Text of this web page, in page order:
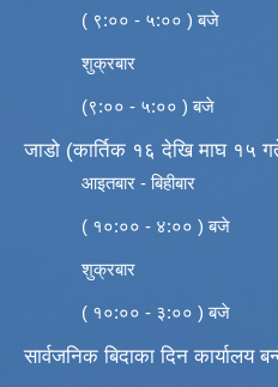
( ९:०० - ५:०० ) बजे
शुक्रबार
(९:०० - ५:०० ) बजे
जाडो (कार्तिक १६ देखि माघ १५
आइतबार - बिहीबार
( १०:०० - ४:०० ) बजे
शुक्रबार
( १०:०० - ३:०० ) बजे
सार्वजनिक बिदाका दिन कार्यालय